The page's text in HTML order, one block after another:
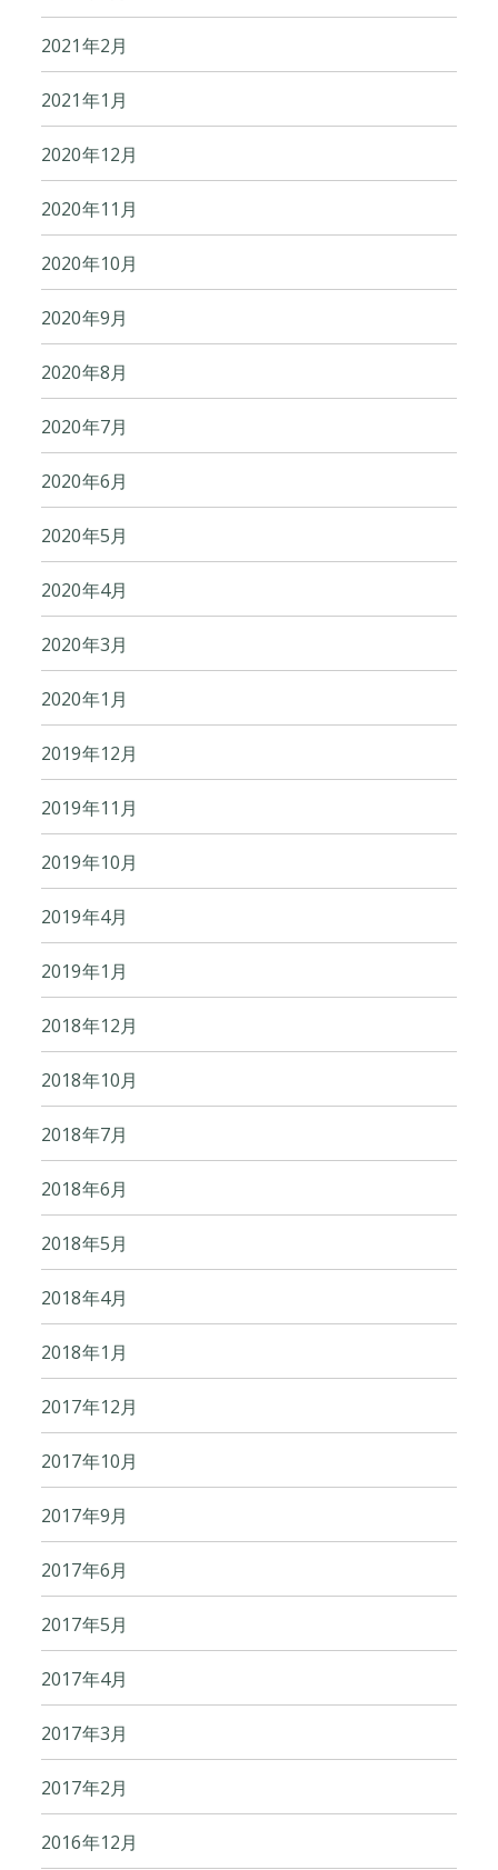
2021年2月
2021年1月
2020年12月
2020年11月
2020年10月
2020年9月
2020年8月
2020年7月
2020年6月
2020年5月
2020年4月
2020年3月
2020年1月
2019年12月
2019年11月
2019年10月
2019年4月
2019年1月
2018年12月
2018年10月
2018年7月
2018年6月
2018年5月
2018年4月
2018年1月
2017年12月
2017年10月
2017年9月
2017年6月
2017年5月
2017年4月
2017年3月
2017年2月
2016年12月